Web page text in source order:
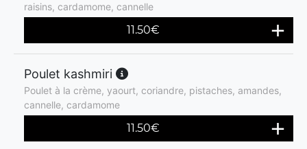
raisins, cardamome, cannelle
11.50€
Poulet kashmiri
Poulet à la crème, yaourt, coriandre, pistaches, amandes,
cannelle, cardamome
11.50€